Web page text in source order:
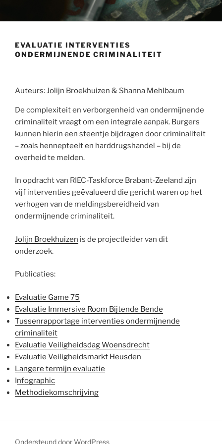
EVALUATIE INTERVENTIES
ONDERMIJNENDE CRIMINALITEIT
Auteurs: Jolijn Broekhuizen & Shanna Mehlbaum
De complexiteit en verborgenheid van ondermijnende
criminaliteit vraagt om een integrale aanpak. Burgers
kunnen hierin een steentje bijdragen door criminaliteit
– zoals hennepteelt en harddrugshandel – bij de
overheid te melden.
In opdracht van RIEC-Taskforce Brabant-Zeeland zijn
vijf interventies geëvalueerd die gericht waren op het
verhogen van de meldingsbereidheid van
ondermijnende criminaliteit.
Jolijn Broekhuizen is de projectleider van dit
onderzoek.
Publicaties:
Evaluatie Game 75
Evaluatie Immersive Room Bijtende Bende
Tussenrapportage interventies ondermijnende
criminaliteit
Evaluatie Veiligheidsdag Woensdrecht
Evaluatie Veiligheidsmarkt Heusden
Langere termijn evaluatie
Infographic
Methodiekomschrijving
Ondersteund door WordPress